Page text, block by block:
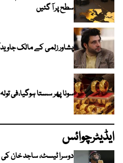
سطح پر آ گئیں
پشاور زلمی کے مالک جاوید
سونا پھر سستا ہوگیا،فی
ایڈیٹرچوائس
دوسرا ٹیسٹ، ساجد خان کی